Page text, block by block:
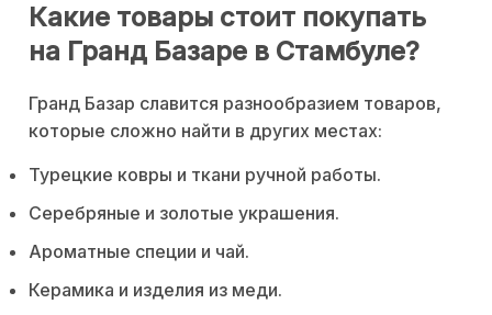
Какие товары стоит покупать
на Гранд Базаре в Стамбуле?
Гранд Базар славится разнообразием товаров,
которые сложно найти в других местах:
Турецкие ковры и ткани ручной работы.
Серебряные и золотые украшения.
Ароматные специи и чай.
Керамика и изделия из меди.